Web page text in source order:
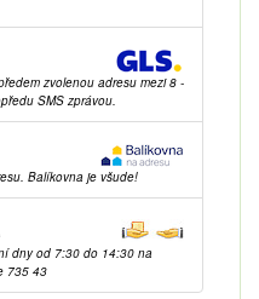
zvolenou adresu mezi 8 -
SMS zprávou.
Balíkovna je všude!
dny od 7:30 do 14:30 na
735 43